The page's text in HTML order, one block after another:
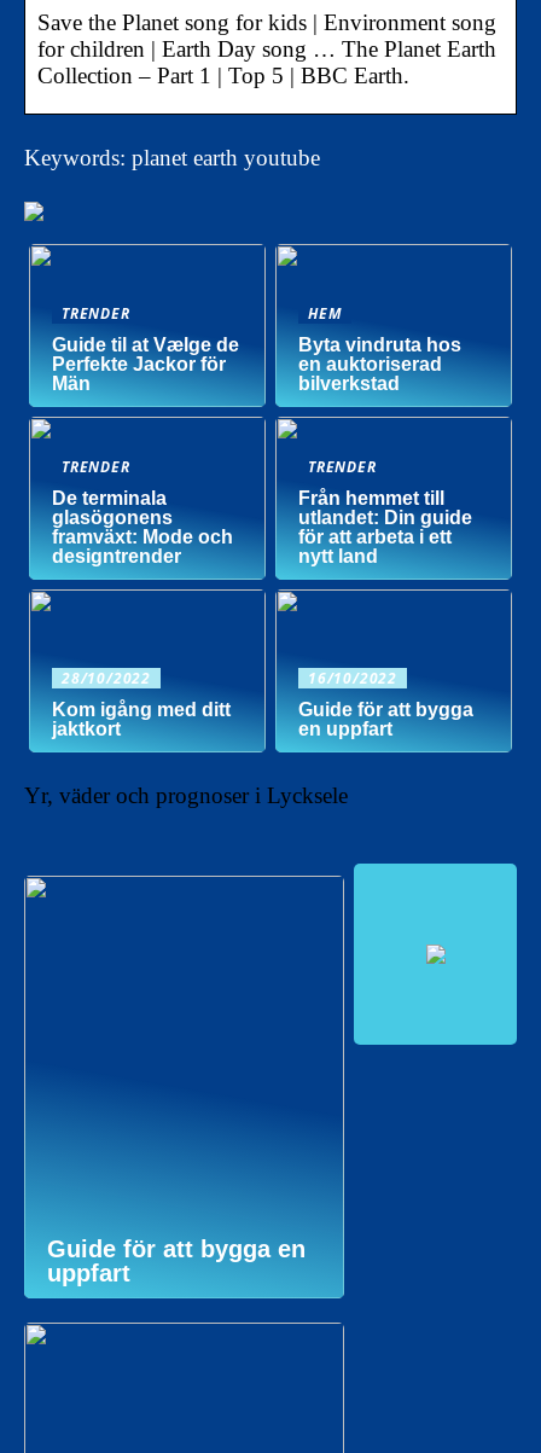
Save the Planet song for kids | Environment song
for children | Earth Day song … The Planet Earth
Collection – Part 1 | Top 5 | BBC Earth.
Keywords: planet earth youtube
TRENDER
Guide til at Vælge de
Perfekte Jackor för
Män
HEM
Byta vindruta hos
en auktoriserad
bilverkstad
TRENDER
De terminala
glasögonens
framväxt: Mode och
designtrender
TRENDER
Från hemmet till
utlandet: Din guide
för att arbeta i ett
nytt land
28/10/2022
Kom igång med ditt
jaktkort
16/10/2022
Guide för att bygga
en uppfart
Yr, väder och prognoser i Lycksele
Guide för att bygga en
uppfart